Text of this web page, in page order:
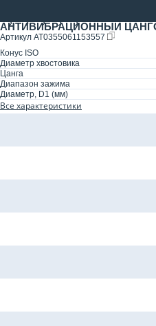
АНТИВИБРАЦИОННЫЙ
Артикул AT0355061153557
Конус ISO
Диаметр хвостовика
Цанга
Диапазон зажима
Диаметр, D1 (мм)
Все характеристики